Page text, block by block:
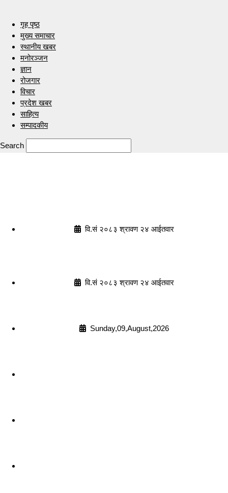
गृह पृष्ठ
मुख्य समाचार
स्थानीय खबर
मनोरञ्जन
ज्ञान
रोजगार
विचार
प्रदेश खबर
साहित्य
सम्पादकीय
Search
वि.सं २०८३ श्रावण २४ आईतवार
वि.सं २०८३ श्रावण २४ आईतवार
Sunday,09,August,2026